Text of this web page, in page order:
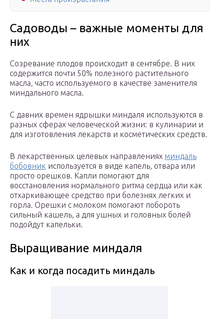
Садоводы – важные моменты для
них
Созревание плодов происходит в сентябре. В них
содержится почти 50% полезного растительного
масла, часто используемого в качестве заменителя
миндального масла.
С давних времен ядрышки миндаля используются в
разных сферах человеческой жизни: в кулинарии и
для изготовления лекарств и косметических средств.
В лекарственных целевых направлениях миндаль
бобовник используется в виде капель, отвара или
просто орешков. Капли помогают для
восстановления нормального ритма сердца или как
отхаркивающее средство при болезнях легких и
горла. Орешки с молоком помогают побороть
сильный кашель, а для ушных и головных болей
подойдут капельки.
Выращивание миндаля
Как и когда посадить миндаль